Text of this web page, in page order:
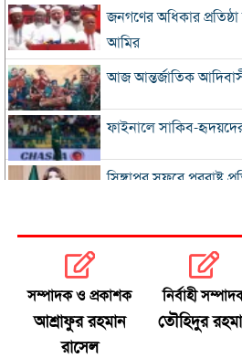
জনগণের অধিকার
আমির
আজ আন্তর্জাতিক
ফাইনালে সাকিব-
সিঙ্গাপুর সফরে পররাষ্ট্র
এসএসসি ও সমমানের
সৌদি-পাকিস্তান-তুরস্কের
সম্পাদক ও প্রকাশক
আশ্রাফুর রহমান
রাসেল
নির্বাহী
তৌহিদুর